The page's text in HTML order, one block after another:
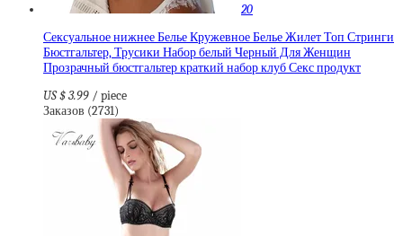
20
Сексуальное нижнее Белье Кружевное Белье Жилет Топ Стринги
Бюстгальтер, Трусики Набор белый Черный Для Женщин
Прозрачный бюстгальтер краткий набор клуб Секс продукт
US $ 3.99 / piece
Заказов (2731)